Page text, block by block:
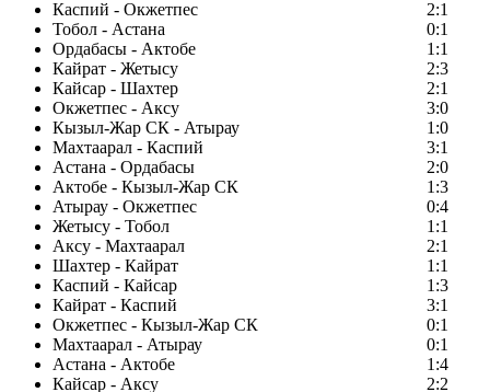
Каспий - Окжетпес
2:1
Тобол - Астана
0:1
Ордабасы - Актобе
1:1
Кайрат - Жетысу
2:3
Кайсар - Шахтер
2:1
Окжетпес - Аксу
3:0
Кызыл-Жар СК - Атырау
1:0
Махтаарал - Каспий
3:1
Астана - Ордабасы
2:0
Актобе - Кызыл-Жар СК
1:3
Атырау - Окжетпес
0:4
Жетысу - Тобол
1:1
Аксу - Махтаарал
2:1
Шахтер - Кайрат
1:1
Каспий - Кайсар
1:3
Кайрат - Каспий
3:1
Окжетпес - Кызыл-Жар СК
0:1
Махтаарал - Атырау
0:1
Астана - Актобе
1:4
Кайсар - Аксу
2:2